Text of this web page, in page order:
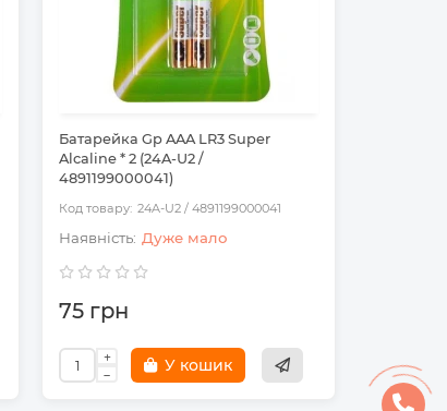
Батарейка Gp AAA LR3 Super
Alcaline * 2 (24A-U2 /
4891199000041)
24A-U2 / 4891199000041
Дуже мало
75 грн
У кошик